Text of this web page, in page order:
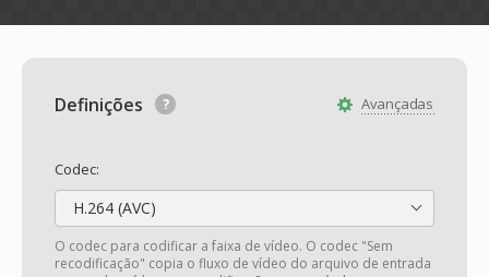
Avançadas
Definições
Codec:
H.264 (AVC)
O codec para codificar a faixa de vídeo. O codec "Sem
recodificação" copia o fluxo de vídeo do arquivo de entrada